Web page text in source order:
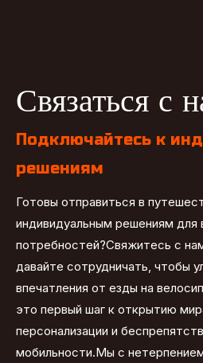
Связаться с
Подключайтесь к
решениям
Готовы отправиться в
индивидуальным решениям для
потребностей?Свяжитесь с
давайте сотрудничать, чтобы
впечатления от езды на
это первый шаг к открытию
персонализации и
мобильности.Мы с